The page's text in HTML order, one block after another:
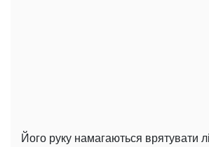
Його руку намагаються врятувати